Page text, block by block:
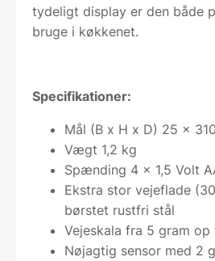
tydeligt display er den både
bruge i køkkenet.
Specifikationer:
Mål (B x H x D) 25 x
Vægt 1,2 kg
Spænding 4 x 1,5 Volt
Ekstra stor vejeflade
børstet rustfri stål
Vejeskala fra 5 gram
Nøjagtig sensor med 2